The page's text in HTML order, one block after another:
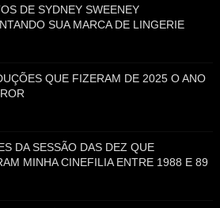
DE SYDNEY SWEENEY
SUA MARCA DE LINGERIE
QUE FIZERAM DE 2025 O ANO
DA SESSÃO DAS DEZ QUE
MINHA CINEFILIA ENTRE 1988 E 89